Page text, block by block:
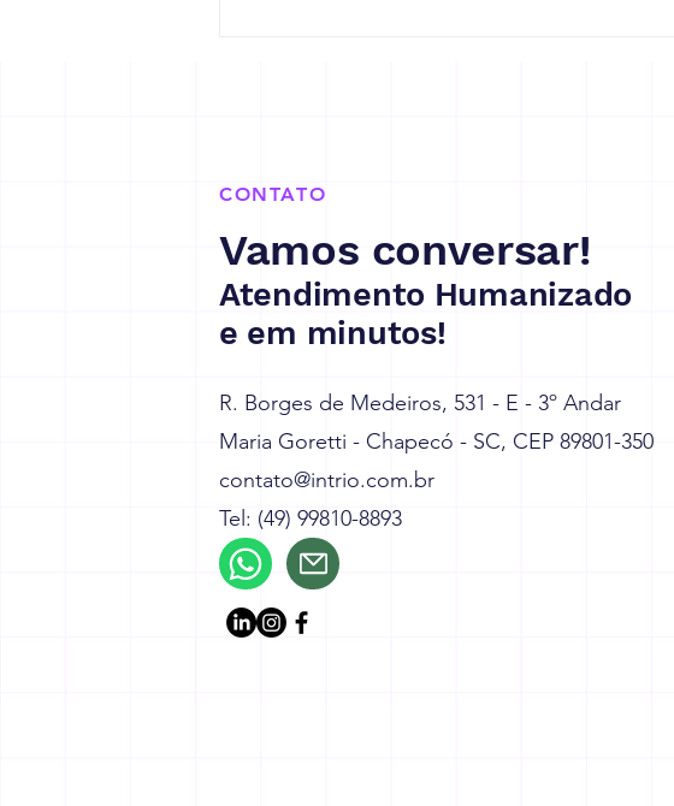
CONTATO
Vamos conversar!
Atendimento Humanizado
e em minutos!
R. Borges de Medeiros, 531 - E - 3º Andar
Maria Goretti - Chapecó - SC, CEP 89801-350
contato@intrio.com.br
Tel: (49) 99810-8893